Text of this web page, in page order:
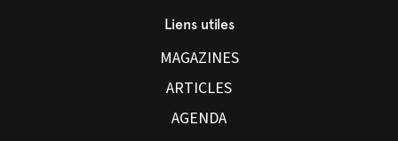
Liens utiles
MAGAZINES
ARTICLES
AGENDA